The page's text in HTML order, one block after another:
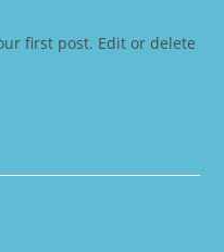
first post. Edit or delete